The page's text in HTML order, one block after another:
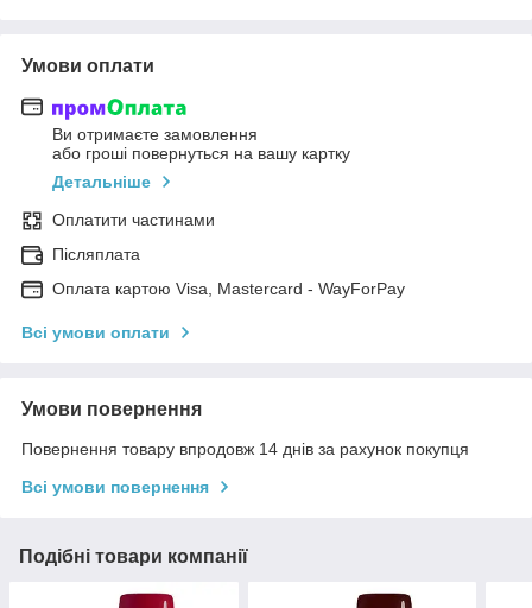
Умови оплати
Ви отримаєте замовлення
або гроші повернуться на вашу картку
Детальніше
Оплатити частинами
Післяплата
Оплата картою Visa, Mastercard - WayForPay
Всі умови оплати
Умови повернення
Повернення товару впродовж 14 днів за рахунок покупця
Всі умови повернення
Подібні товари компанії